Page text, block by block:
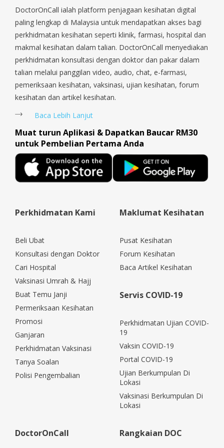
Sengkang, Serangoon, Serangoon Rd, Seletar, Tampines, Toa
Payoh, Tanjong Pagar, Telok Blangah, Tanglin, Thomson, Tuas,
Tengah, Upper East Coast, Upper Bukit Timah, Upper Thomson,
Woodlands, West Coast, Yishun, Yio Chu Kang.
DoctorOnCall ialah platform penjagaan kesihatan digital
paling lengkap di Malaysia untuk mendapatkan akses bagi
perkhidmatan kesihatan seperti klinik, farmasi, hospital dan
makmal kesihatan dalam talian. DoctorOnCall menyediakan
perkhidmatan konsultasi dengan doktor dan pakar dalam
talian melalui panggilan video, audio, chat, e-farmasi,
pemeriksaan kesihatan, vaksinasi, ujian kesihatan, forum
kesihatan dan artikel kesihatan.
Baca Lebih Lanjut
Muat turun Aplikasi & Dapatkan Baucar RM30
untuk Pembelian Pertama Anda
Perkhidmatan Kami
Beli Ubat
Konsultasi dengan Doktor
Cari Hospital
Vaksinasi Umrah & Hajj
Buat Temu Janji
Permeriksaan Kesihatan
Promosi
Ganjaran
Perkhidmatan Vaksinasi
Tanya Soalan
Polisi Pengembalian
Maklumat Kesihatan
Pusat Kesihatan
Forum Kesihatan
Baca Artikel Kesihatan
Servis COVID-19
Perkhidmatan Ujian COVID-
19
Vaksin COVID-19
Portal COVID-19
Ujian Berkumpulan Di
Lokasi
Vaksinasi Berkumpulan Di
Lokasi
DoctorOnCall Rangkaian DOC